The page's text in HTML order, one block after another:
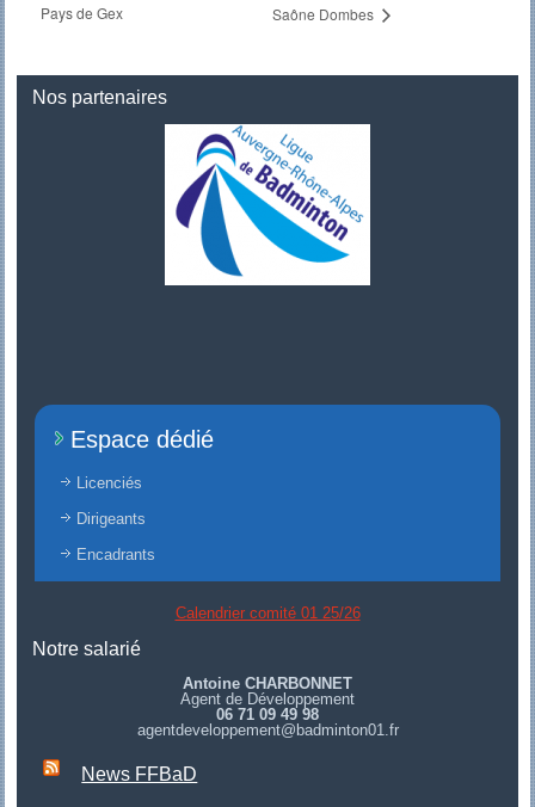
Pays de Gex
Saône Dombes
Nos partenaires
Espace dédié
Licenciés
Dirigeants
Encadrants
Calendrier comité 01 25/26
Notre salarié
Antoine CHARBONNET
Agent de Développement
06 71 09 49 98
agentdeveloppement@badminton01.fr
News FFBaD